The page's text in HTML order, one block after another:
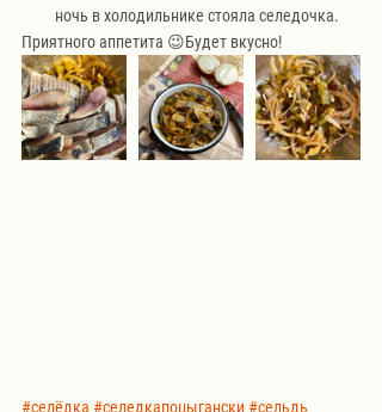
ночь в холодильнике стояла селедочка.
Приятного аппетита 😉Будет вкусно!
#селёдка #селедкапоцыгански#сельдь